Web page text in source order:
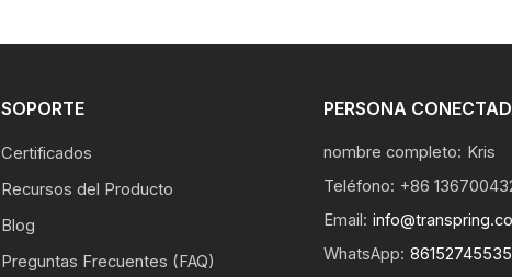
SOPORTE
Certificados
Recursos del Producto
Blog
Preguntas Frecuentes (FAQ)
PERSONA
nombre completo: Kris
Teléfono: +86
Email:
WhatsApp: